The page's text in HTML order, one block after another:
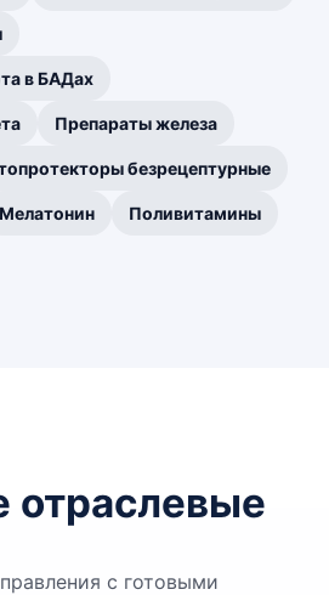
в БАДах
Препараты железа
безрецептурные
Мелатонин Поливитамины
с готовыми